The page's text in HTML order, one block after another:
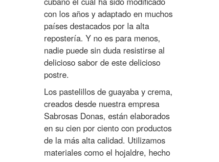
con los años y adaptado en muchos
países destacados por la alta
repostería. Y no es para menos,
nadie puede sin duda resistirse al
delicioso sabor de este delicioso
postre.
Los pastelillos de guayaba y crema,
creados desde nuestra empresa
Sabrosas Donas, están elaborados
en su cien por ciento con productos
de la más alta calidad. Utilizamos
materiales como el hojaldre, hecho